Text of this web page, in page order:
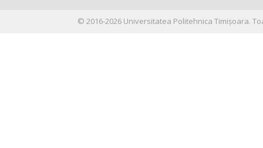
© 2016-2026 Universitatea Politehnica Timișoara.